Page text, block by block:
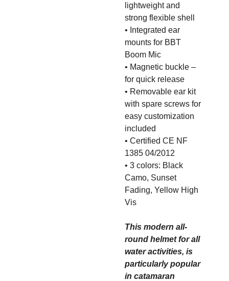
lightweight and
strong flexible shell
• Integrated ear
mounts for BBT
Boom Mic
• Magnetic buckle –
for quick release
• Removable ear kit
with spare screws for
easy customization
included
• Certified CE NF
1385 04/2012
• 3 colors: Black
Camo, Sunset
Fading, Yellow High
Vis
This modern all-
round helmet for all
water activities, is
particularly popular
in catamaran